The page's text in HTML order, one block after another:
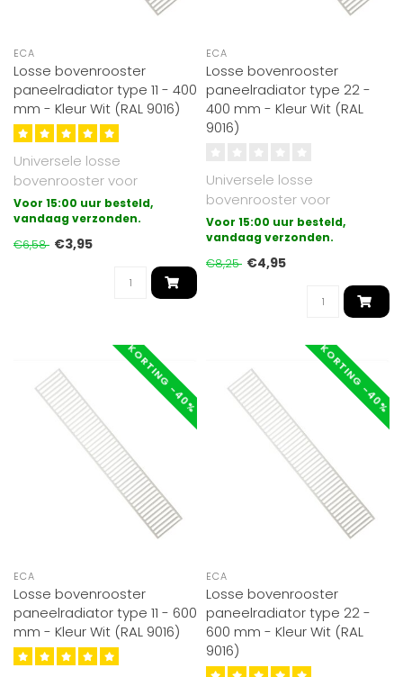
ECA
Losse bovenrooster
paneelradiator type 11 - 400
mm - Kleur Wit (RAL 9016)
Universele losse
bovenrooster voor
paneelradiatoren
uitgevoerd in type 11.
Gesch..
Voor 15:00 uur besteld,
vandaag verzonden.
€6,58 €3,95
ECA
Losse bovenrooster
paneelradiator type 22 -
400 mm - Kleur Wit (RAL
9016)
Universele losse
bovenrooster voor
paneelradiatoren
uitgevoerd in type 22.
Gesch..
Voor 15:00 uur besteld,
vandaag verzonden.
€8,25 €4,95
KORTING -40%
ECA
Losse bovenrooster
paneelradiator type 11 - 600
mm - Kleur Wit (RAL 9016)
KORTING -40%
ECA
Losse bovenrooster
paneelradiator type 22 -
600 mm - Kleur Wit (RAL
9016)